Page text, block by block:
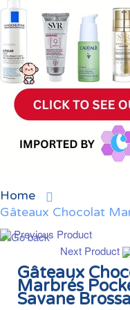
Home
Gâteaux Chocolat
Previous Product
Next Product
Gâteaux
Marbrés
Savane